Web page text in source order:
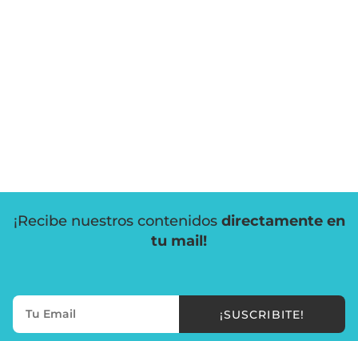
¡Recibe nuestros contenidos directamente en
tu mail!
¡SUSCRIBITE!